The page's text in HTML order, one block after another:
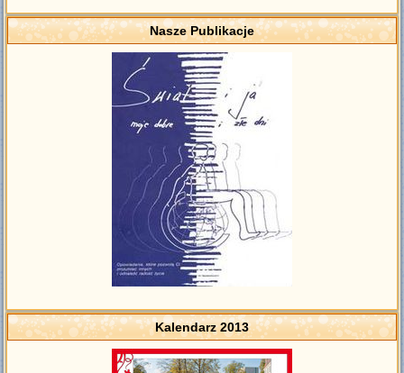
Nasze Publikacje
Kalendarz 2013